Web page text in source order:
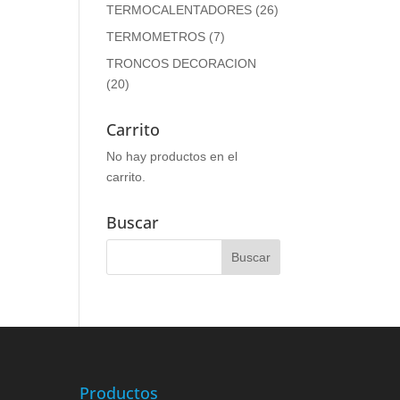
TERMOCALENTADORES (26)
TERMOMETROS (7)
TRONCOS DECORACION
(20)
Carrito
No hay productos en el
carrito.
Buscar
Productos